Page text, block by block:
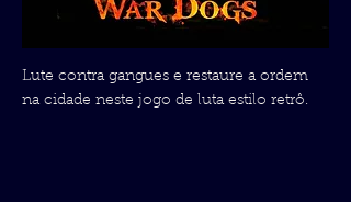
Lute contra gangues e restaure a ordem
na cidade neste jogo de luta estilo retrô.